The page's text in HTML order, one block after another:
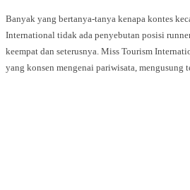
Banyak yang bertanya-tanya kenapa kontes
International tidak ada penyebutan posisi
keempat dan seterusnya. Miss Tourism International adalah kontes kecantikan
yang konsen mengenai pariwisata, mengusung